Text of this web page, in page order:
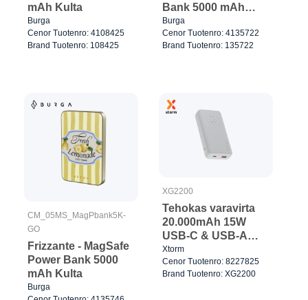
mAh Kulta
Burga
Cenor Tuotenro: 4108425
Brand Tuotenro: 108425
Bank 5000 mAh
Kulta
Burga
Cenor Tuotenro: 4135722
Brand Tuotenro: 135722
CM_05MS_MagPbank5K-
GO
Frizzante - MagSafe
Power Bank 5000
mAh Kulta
Burga
XG2200
Tehokas varavirta
20.000mAh 15W
USB-C & USB-A
Valkoinen
Xtorm
Cenor Tuotenro: 8227825
Brand Tuotenro: XG2200